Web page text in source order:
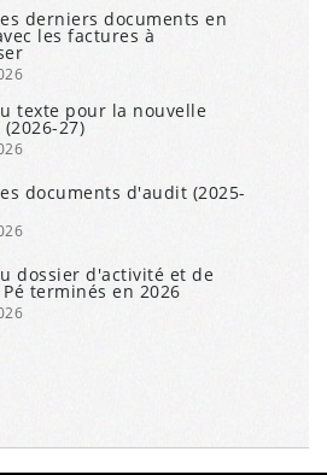
derniers documents en
les factures à
texte pour la nouvelle
27)
documents d'audit (2025-
dossier d'activité et de
terminés en 2026